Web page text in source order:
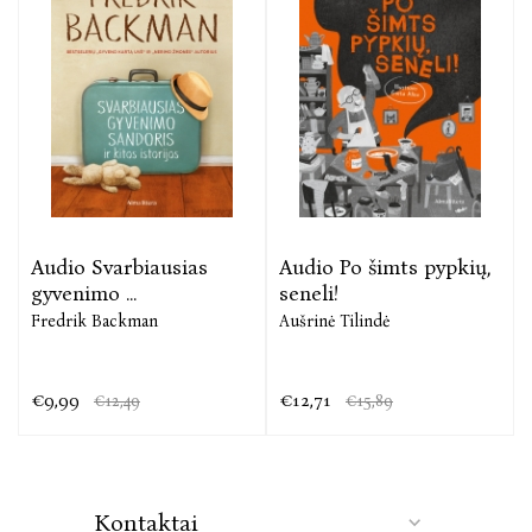
Eimutis Kvoščiauskas
Pasakas vaikams rašo suaugusieji. Ir kuria jiems
pasaulį, kaip nuotykių ir atradimų pažadą. Šios
knygos autorius eina kitu keliu. Jis irgi kalba apie
praradimus. Tačiau sykiu padeda atrasti. Pasaulį
Rytis Zemkauskas
Audio Svarbiausias
gyvenimo ...
Fredrik Backman
€9,99 €12,49
Audio Po šimts pypkių,
seneli!
Aušrinė Tilindė
€12,71 €15,89
Kontaktai